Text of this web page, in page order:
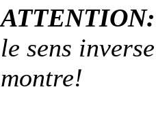
ATTENTION:
le sens
montre!